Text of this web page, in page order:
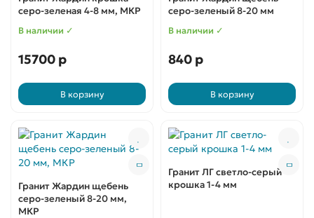
серо-зеленая 4-8 мм, МКР
В наличии ✓
15700 р
В корзину
серо-зеленый 8-20 мм
В наличии ✓
840 р
В корзину
Гранит Жардин щебень
серо-зеленый 8-20 мм,
МКР
Гранит ЛГ светло-серый
крошка 1-4 мм